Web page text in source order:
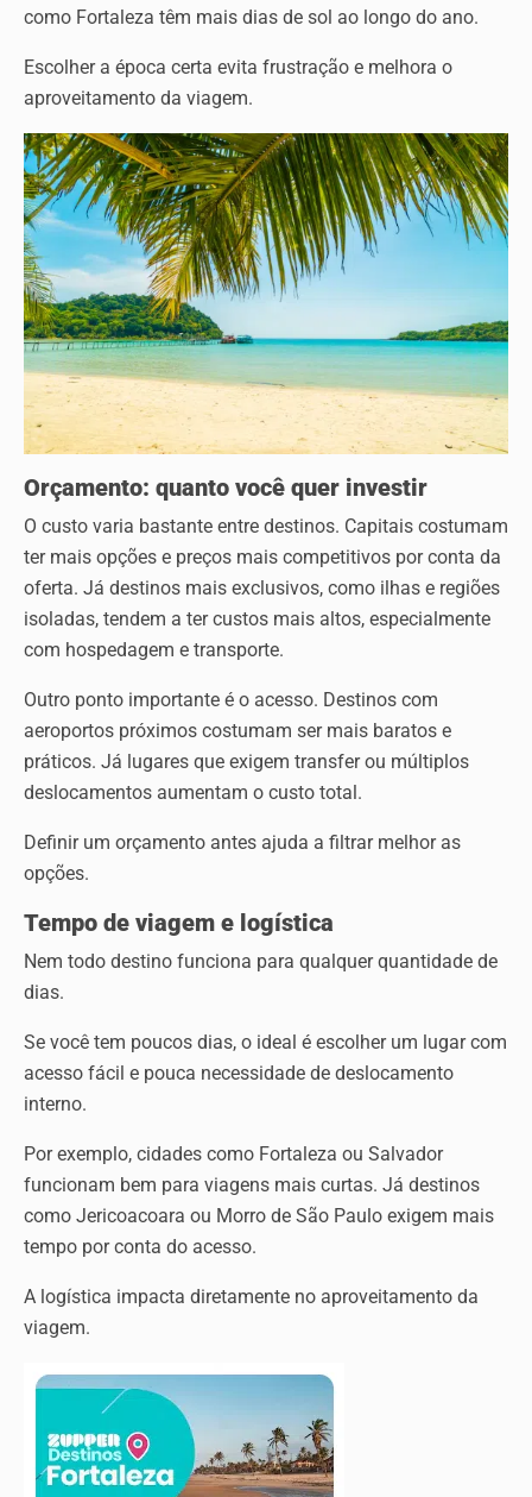
como Fortaleza têm mais dias de sol ao longo do ano.
Escolher a época certa evita frustração e melhora o
aproveitamento da viagem.
Orçamento: quanto você quer investir
O custo varia bastante entre destinos. Capitais costumam
ter mais opções e preços mais competitivos por conta da
oferta. Já destinos mais exclusivos, como ilhas e regiões
isoladas, tendem a ter custos mais altos, especialmente
com hospedagem e transporte.
Outro ponto importante é o acesso. Destinos com
aeroportos próximos costumam ser mais baratos e
práticos. Já lugares que exigem transfer ou múltiplos
deslocamentos aumentam o custo total.
Definir um orçamento antes ajuda a filtrar melhor as
opções.
Tempo de viagem e logística
Nem todo destino funciona para qualquer quantidade de
dias.
Se você tem poucos dias, o ideal é escolher um lugar com
acesso fácil e pouca necessidade de deslocamento
interno.
Por exemplo, cidades como Fortaleza ou Salvador
funcionam bem para viagens mais curtas. Já destinos
como Jericoacoara ou Morro de São Paulo exigem mais
tempo por conta do acesso.
A logística impacta diretamente no aproveitamento da
viagem.